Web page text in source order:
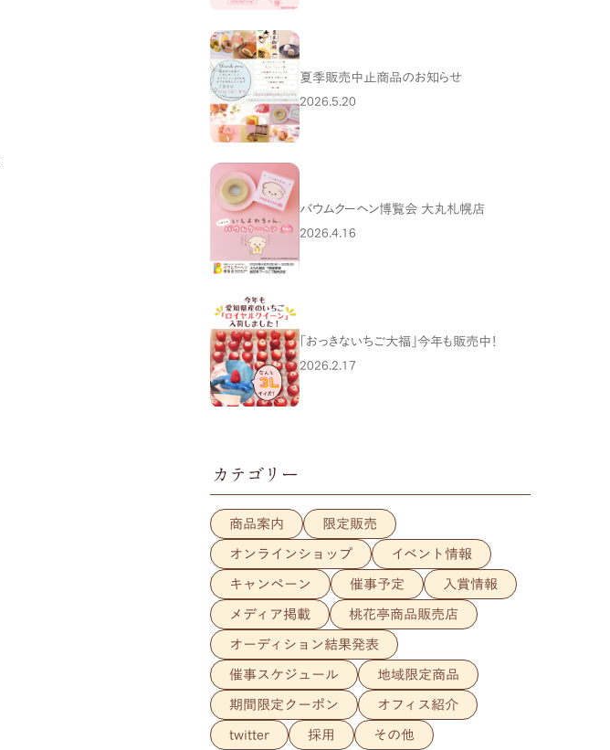
夏季販売中止商品のお知らせ
2026.5.20
バウムクーヘン博覧会 大丸札幌店
2026.4.16
「おっきないちご大福」今年も販売中！
2026.2.17
カテゴリー
商品案内 限定販売
オンラインショップ イベント情報
キャンペーン 催事予定 入賞情報
メディア掲載 桃花亭商品販売店
オーディション結果発表
催事スケジュール 地域限定商品
期間限定クーポン オフィス紹介
twitter 採用 その他